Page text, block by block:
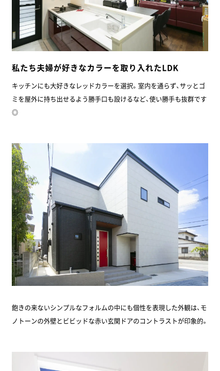
私たち夫婦が好きなカラーを取り入れたLDK
キッチンにも大好きなレッドカラーを選択。室内を通らず、サッとゴ
ミを屋外に持ち出せるよう勝手口も設けるなど、使い勝手も抜群です
◎
飽きの来ないシンプルなフォルムの中にも個性を表現した外観は、モ
ノトーンの外壁とビビッドな赤い玄関ドアのコントラストが印象的。